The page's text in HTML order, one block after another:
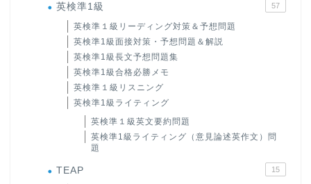
英検準1級 57
英検準１級リーディング対策＆予想問題
英検準1級面接対策・予想問題＆解説
英検準1級長文予想問題集
英検準1級合格必勝メモ
英検準１級リスニング
英検準1級ライティング
英検準１級英文要約問題
英検準1級ライティング（意見論述英作文）問
題
TEAP 15